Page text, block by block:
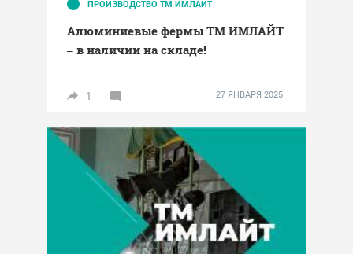
ПРОИЗВОДСТВО ТМ ИМЛАЙТ
Алюминиевые фермы ТМ ИМЛАЙТ
– в наличии на складе!
1 27 ЯНВАРЯ 2025